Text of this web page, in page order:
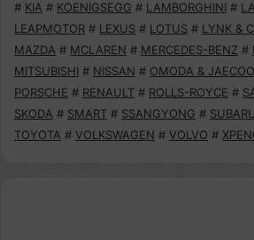
# KIA # KOENIGSEGG # LAMBORGHINI #
LEAPMOTOR # LEXUS # LOTUS # LYNK &
MAZDA # MCLAREN # MERCEDES-BENZ #
MITSUBISHI # NISSAN # OMODA & JAECOO
PORSCHE # RENAULT # ROLLS-ROYCE #
SKODA # SMART # SSANGYONG #
TOYOTA # VOLKSWAGEN # VOLVO #